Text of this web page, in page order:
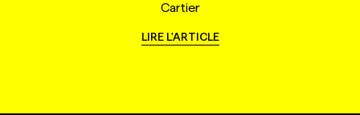
Cartier
LIRE L'ARTICLE